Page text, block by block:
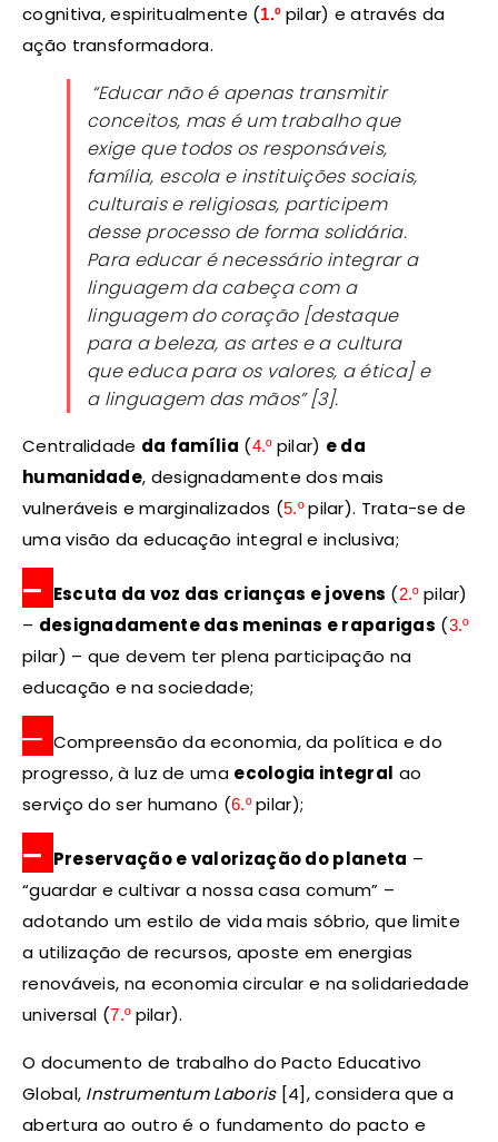
cognitiva, espiritualmente (1.ºpilar) e através da
ação transformadora.
“Educar não é apenas transmitir
conceitos, mas é um trabalho que
exige que todos os responsáveis,
família, escola e instituições sociais,
culturais e religiosas, participem
desse processo de forma solidária.
Para educar é necessário integrar a
linguagem da cabeça com a
linguagem do coração [destaque
para a beleza, as artes e a cultura
que educa para os valores, a ética] e
a linguagem das mãos” [3].
Centralidade da família (4.ºpilar) e da
humanidade, designadamente dos mais
vulneráveis e marginalizados (5.ºpilar). Trata-se de
uma visão da educação integral e inclusiva;
– Escuta da voz das crianças e jovens (2.ºpilar)
– designadamente das meninas e raparigas (3.º
pilar) – que devem ter plena participação na
educação e na sociedade;
– Compreensão da economia, da política e do
progresso, à luz de uma ecologia integral ao
serviço do ser humano (6.ºpilar);
– Preservação e valorização do planeta –
“guardar e cultivar a nossa casa comum” –
adotando um estilo de vida mais sóbrio, que limite
a utilização de recursos, aposte em energias
renováveis, na economia circular e na solidariedade
universal (7.ºpilar).
O documento de trabalho do Pacto Educativo
Global, Instrumentum Laboris [4], considera que a
abertura ao outro é o fundamento do pacto e